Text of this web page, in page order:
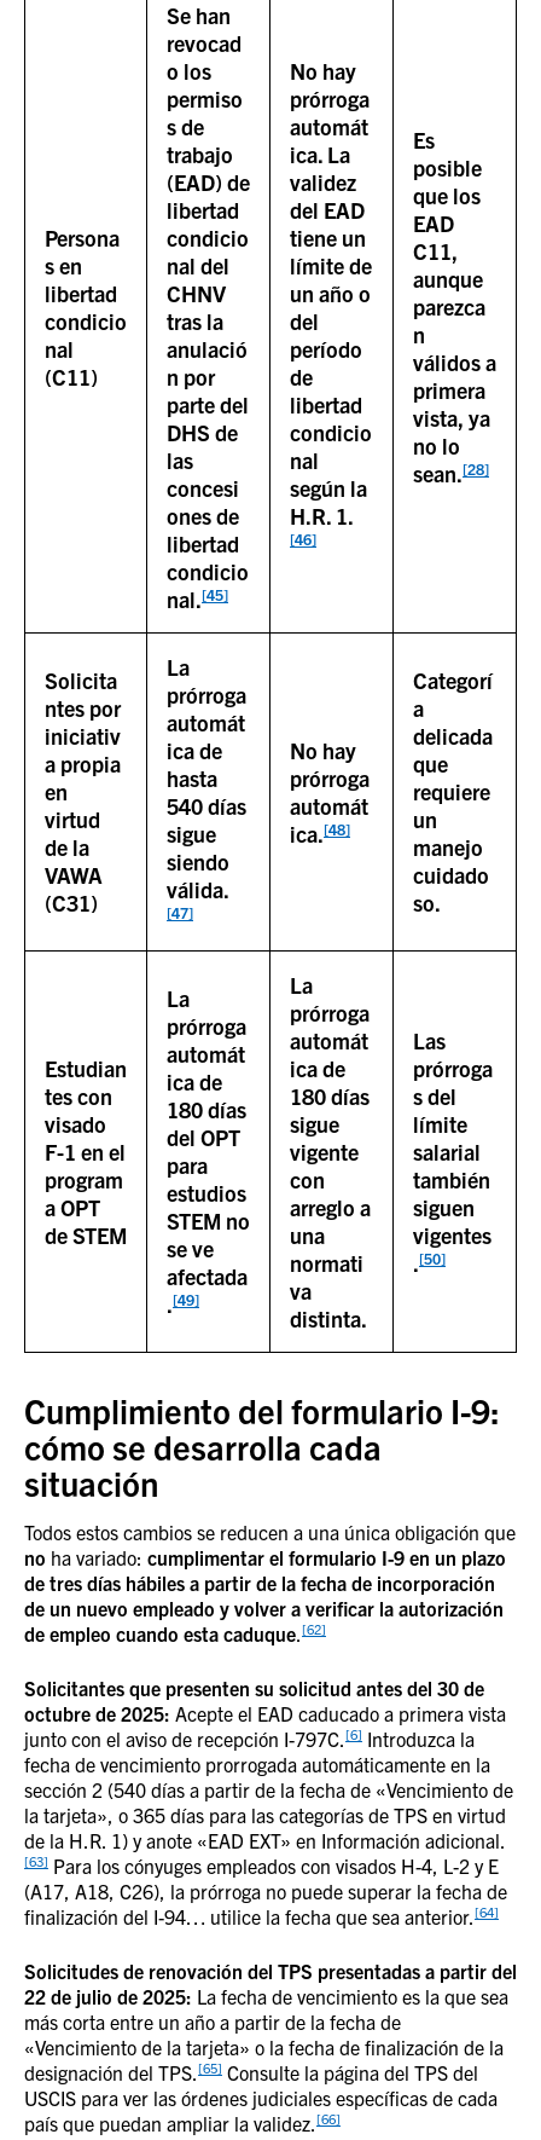
Persona
s en
libertad
condicio
nal
(C11)
Se han
revocad
o los
permiso
s de
trabajo
(EAD) de
libertad
condicio
nal del
CHNV
tras la
anulació
n por
parte del
DHS de
las
concesi
ones de
libertad
condicio
nal.[45]
No hay
prórroga
automát
ica. La
validez
del EAD
tiene un
límite de
un año o
del
período
de
libertad
condicio
nal
según la
H.R. 1.
[46]
Es
posible
que los
EAD
C11,
aunque
parezca
n
válidos a
primera
vista, ya
no lo
sean.[28]
Solicita
ntes por
iniciativ
a propia
en
virtud
de la
VAWA
(C31)
La
prórroga
automát
ica de
hasta
540 días
sigue
siendo
válida.
[47]
No hay
prórroga
automát
ica.[48]
Categorí
a
delicada
que
requiere
un
manejo
cuidado
so.
Estudian
tes con
visado
F-1 en el
program
a OPT
de STEM
La
prórroga
automát
ica de
180 días
del OPT
para
estudios
STEM no
se ve
afectada
.[49]
La
prórroga
automát
ica de
180 días
sigue
vigente
con
arreglo a
una
normati
va
distinta.
Las
prórroga
s del
límite
salarial
también
siguen
vigentes
.[50]
Cumplimiento del formulario I-9:
cómo se desarrolla cada
situación
Todos estos cambios se reducen a una única obligación que
no ha variado: cumplimentar el formulario I-9 en un plazo
de tres días hábiles a partir de la fecha de incorporación
de un nuevo empleado y volver a verificar la autorización
de empleo cuando esta caduque.[62]
Solicitantes que presenten su solicitud antes del 30 de
octubre de 2025: Acepte el EAD caducado a primera vista
junto con el aviso de recepción I-797C.[6] Introduzca la
fecha de vencimiento prorrogada automáticamente en la
sección 2 (540 días a partir de la fecha de «Vencimiento de
la tarjeta», o 365 días para las categorías de TPS en virtud
de la H.R. 1) y anote «EAD EXT» en Información adicional.
[63] Para los cónyuges empleados con visados H-4, L-2 y E
(A17, A18, C26), la prórroga no puede superar la fecha de
finalización del I-94… utilice la fecha que sea anterior.[64]
Solicitudes de renovación del TPS presentadas a partir del
22 de julio de 2025: La fecha de vencimiento es la que sea
más corta entre un año a partir de la fecha de
«Vencimiento de la tarjeta» o la fecha de finalización de la
designación del TPS.[65] Consulte la página del TPS del
USCIS para ver las órdenes judiciales específicas de cada
país que puedan ampliar la validez.[66]